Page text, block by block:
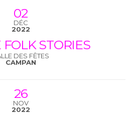
02
DÉC
2022
STORIES
DES FÊTES
CAMPAN
26
NOV
2022